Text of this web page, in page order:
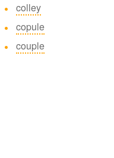
colley
copule
couple